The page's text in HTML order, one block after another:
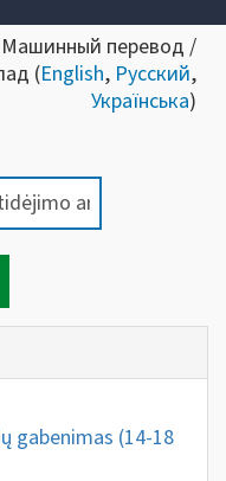
Машинный перевод /
(English, Русский,
Українська)
gabenimas (14-18